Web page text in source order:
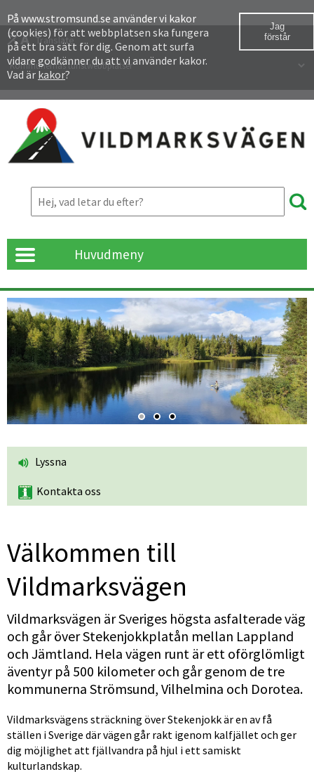
På www.stromsund.se använder vi kakor
(cookies) för att webbplatsen ska fungera
på ett bra sätt för dig. Genom att surfa
vidare godkänner du att vi använder kakor.
Vad är kakor?
Jag
förstår
Translate
Våra turistwebbplatser
Huvudmeny
Lyssna
Kontakta oss
Välkommen till
Vildmarksvägen
Vildmarksvägen är Sveriges högsta asfalterade väg
och går över Stekenjokk­platån mellan Lappland
och Jämtland. Hela vägen runt är ett oförglömligt
äventyr på 500 kilometer och går genom de tre
kommunerna Strömsund, Vilhelmina och Dorotea.
Vildmarksvägens sträckning över Stekenjokk är en av få
ställen i Sverige där vägen går rakt igenom kalfjället och ger
dig möjlighet att fjällvandra på hjul i ett samiskt
kulturlandskap.
Besök
oss
på
Facebook